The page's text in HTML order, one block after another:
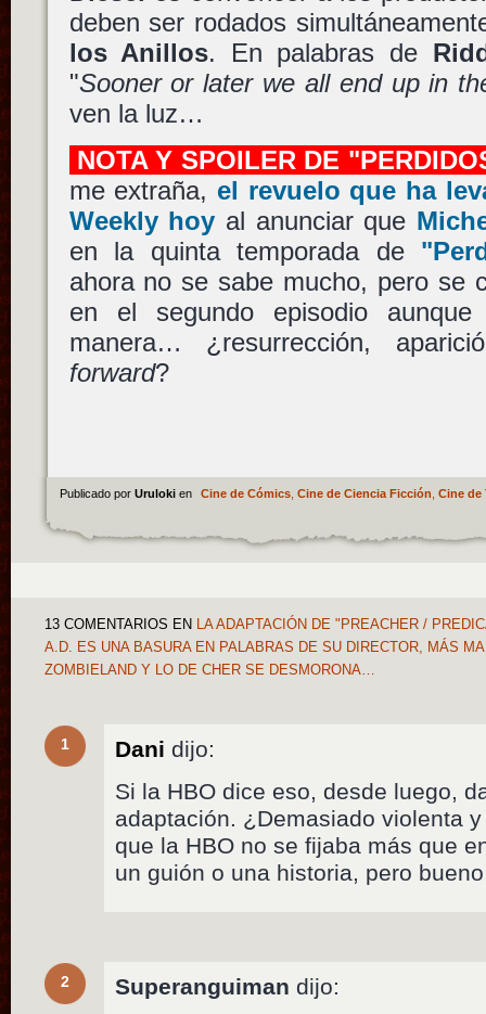
deben ser rodados
los Anillos. En palabras de
"Sooner or later we all end up in
ven la luz…
NOTA Y SPOILER DE
me extraña, el revuelo que ha
Weekly hoy al anunciar que
en la quinta temporada de
ahora no se sabe mucho, pero se
en el segundo episodio
manera… ¿resurrección,
forward?
Publicado por Uruloki en Cine de Cómics, Cine de Ciencia Ficción Cine de
13 COMENTARIOS EN LA ADAPTACIÓN DE "PREACHER /
A.D. ES UNA BASURA EN PALABRAS DE SU DIRECTOR, MÁS
ZOMBIELAND Y LO DE CHER SE DESMORONA…
1 Dani dijo:
Si la HBO dice eso, desde luego,
adaptación. ¿Demasiado violenta
que la HBO no se fijaba más que
un guión o una historia, pero
2 Superanguiman dijo: